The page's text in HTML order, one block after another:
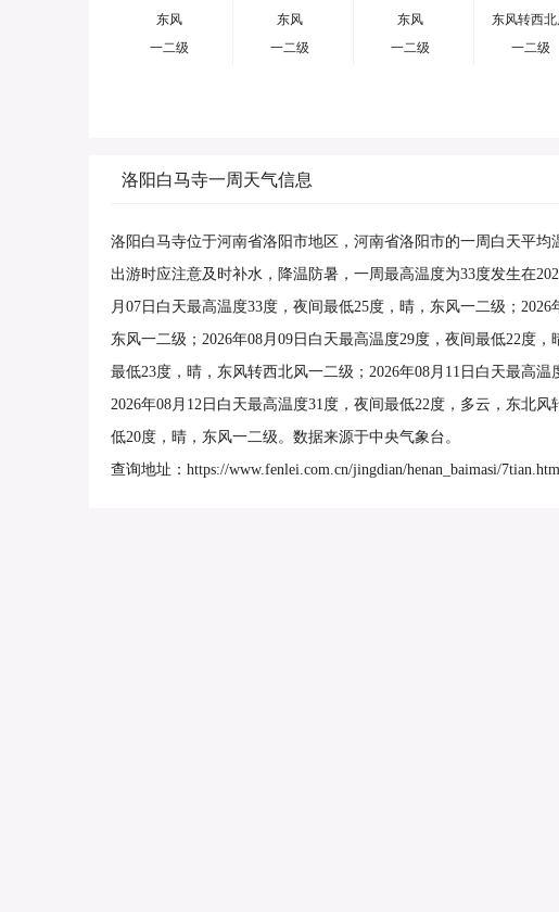
东风
一二级
东风
一二级
东风
一二级
东风转西北
一二级
洛阳白马寺一周天气信息
洛阳白马寺位于河南省洛阳市地区，河南省洛阳市的一周白天平均
出游时应注意及时补水，降温防暑，一周最高温度为33度发生在
月07日白天最高温度33度，夜间最低25度，晴，东风一二级；
东风一二级；2026年08月09日白天最高温度29度，夜间最低22度
最低23度，晴，东风转西北风一二级；2026年08月11日白天最高
2026年08月12日白天最高温度31度，夜间最低22度，多云，东北
低20度，晴，东风一二级。数据来源于中央气象台。
查询地址：https://www.fenlei.com.cn/jingdian/henan_baimasi/